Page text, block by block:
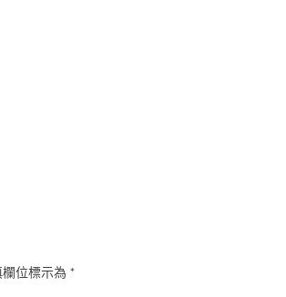
欄位標示為 *